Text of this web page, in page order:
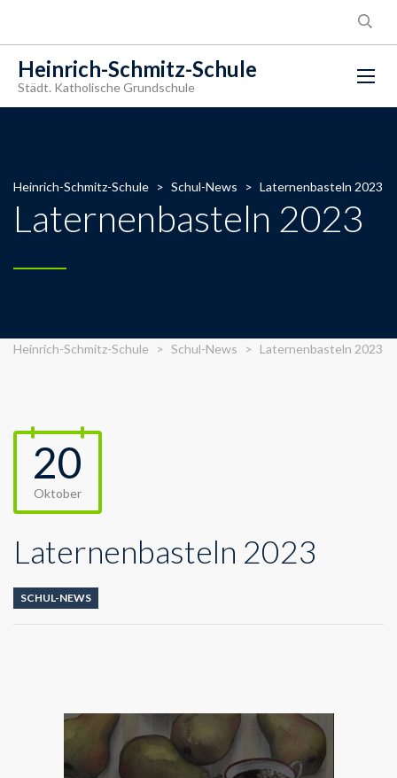
Heinrich-Schmitz-Schule
Städt. Katholische Grundschule
Heinrich-Schmitz-Schule > Schul-News > Laternenbasteln 2023
Laternenbasteln 2023
Heinrich-Schmitz-Schule > Schul-News > Laternenbasteln 2023
20
Oktober
Laternenbasteln 2023
SCHUL-NEWS